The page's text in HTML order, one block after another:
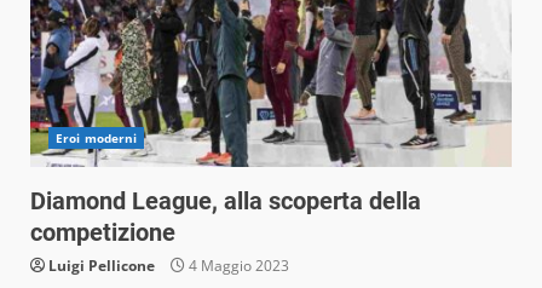
Eroi moderni
Diamond League, alla scoperta della
competizione
Luigi Pellicone 4 Maggio 2023